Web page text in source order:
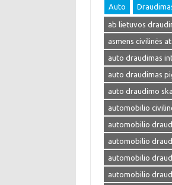
Auto
ab lietuvos
asmens civilinės
auto draudimas
auto draudimas
auto draudimo
automobilio
automobilio
automobilio
automobilio
automobilio